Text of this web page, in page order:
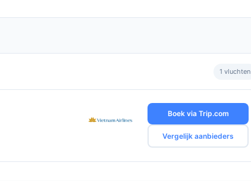
1 vluchten
Boek via Trip.com
Vergelijk aanbieders